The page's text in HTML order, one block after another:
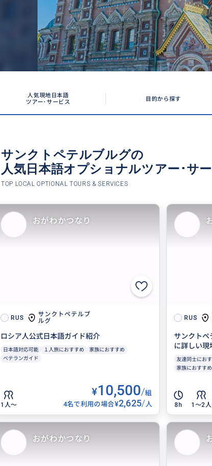
人気現地日本語
ツアー･サービス
目的から探す
サンクトペテルブルグの
人気日本語オプショナルツアー･サ
TOP LOCAL OPTIONAL TOURS & SERVICES
RUS
サンクトペテルブ
ルグ
ロシア人公式日本語ガイド紹介
日本語対応可能 １人旅におすすめ
家族におすすめ
ベテランガイド
1人〜
¥10,500/組
4名で利用の場合¥2,625/人
おがわかつなり
RUS
サンクトペ
に詳しい現
友達同士にお
家族におすすめ
8h 1〜2人
おがわかつなり